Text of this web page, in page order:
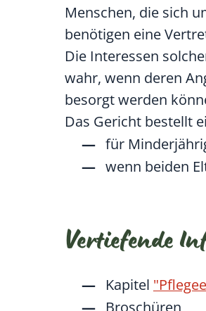
Menschen, die sich
benötigen eine
Die Interessen
wahr, wenn deren
besorgt werden
Das Gericht bestellt
für
wenn beiden
Vertiefende
Kapitel